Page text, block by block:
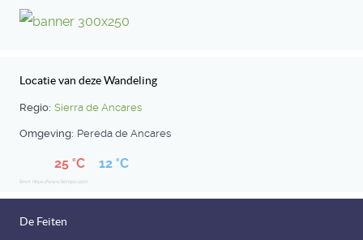
Locatie van deze Wandeling
Regio: Sierra de Ancares
Omgeving: Pereda de Ancares
25 °C 12 °C
Bron: https://www.tiempo.com
De Feiten